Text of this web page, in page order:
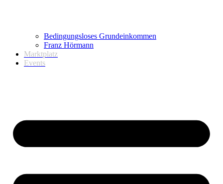
Bedingungsloses Grundeinkommen
Franz Hörmann
Marktplatz
Events